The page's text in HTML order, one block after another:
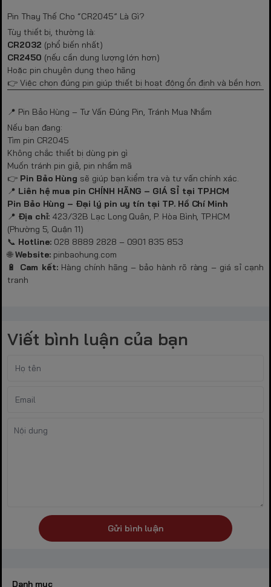
Pin Thay Thế Cho “CR2045” Là Gì?
Tùy thiết bị, thường là:
CR2032 (phổ biến nhất)
CR2450 (nếu cần dung lượng lớn hơn)
Hoặc pin chuyên dụng theo hãng
👉 Việc chọn đúng pin giúp thiết bị hoạt động ổn định và bền hơn.
📍 Pin Bảo Hùng – Tư Vấn Đúng Pin, Tránh Mua Nhầm
Nếu bạn đang:
Tìm pin CR2045
Không chắc thiết bị dùng pin gì
Muốn tránh pin giả, pin nhầm mã
👉 Pin Bảo Hùng sẽ giúp bạn kiểm tra và tư vấn chính xác.
📍 Liên hệ mua pin CHÍNH HÃNG – GIÁ SỈ tại TP.HCM
Pin Bảo Hùng – Đại lý pin uy tín tại TP. Hồ Chí Minh
📍 Địa chỉ: 423/32B Lạc Long Quân, P. Hòa Bình, TP.HCM
(Phường 5, Quận 11)
📞 Hotline: 028 8889 2828 – 0901 835 853
🌐Website: pinbaohung.com
🔋 Cam kết:Hàng chính hãng – bảo hành rõ ràng – giá sỉ cạnh
tranh
Viết bình luận của bạn
Gửi bình luận
Danh mục